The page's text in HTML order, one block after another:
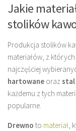
Jakie
stolików
Produkcja stolików
materiałów, z
najczęściej
hartowane oraz stal
każdemu z tych
popularne.
Drewno to materiał,